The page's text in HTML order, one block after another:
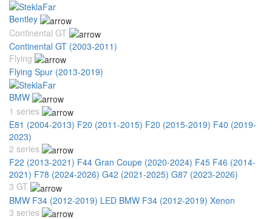
Bentley
Continental GT
Continental GT (2003-2011)
Flying
Flying Spur (2013-2019)
BMW
1 series
E81 (2004-2013) F20 (2011-2015) F20 (2015-2019) F40 (2019-
2023)
2 series
F22 (2013-2021) F44 Gran Coupe (2020-2024) F45 F46 (2014-
2021) F78 (2024-2026) G42 (2021-2025) G87 (2023-2026)
3 GT
BMW F34 (2012-2019) LED BMW F34 (2012-2019) Xenon
3 series